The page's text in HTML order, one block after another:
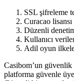
SSL şifreleme
Curacao lisansı
Düzenli
Kullanıcı
Adil oyun
Casibom’un güvenlik
platforma güvenle üye